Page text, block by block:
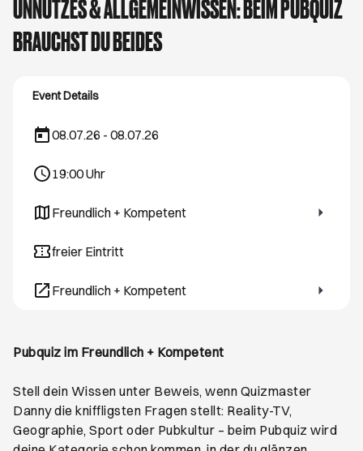
UNNÜTZES & ALLGEMEINWISSEN: BEIM PUBQUIZ
BRAUCHST DU BEIDES
Event Details
08.07.26 - 08.07.26
19:00Uhr
Freundlich + Kompetent
Öffnet ein neues Browser-Tab
freier Eintritt
Freundlich + Kompetent
Öffnet ein neues Browser-Tab
Pubquiz im Freundlich + Kompetent
Stell dein Wissen unter Beweis, wenn Quizmaster
Danny die kniffligsten Fragen stellt: Reality-TV,
Geographie, Sport oder Pubkultur – beim Pubquiz wird